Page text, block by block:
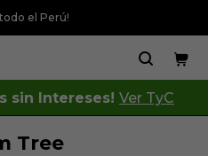
todo el Perú!
sin Intereses! Ver TyC
Tree